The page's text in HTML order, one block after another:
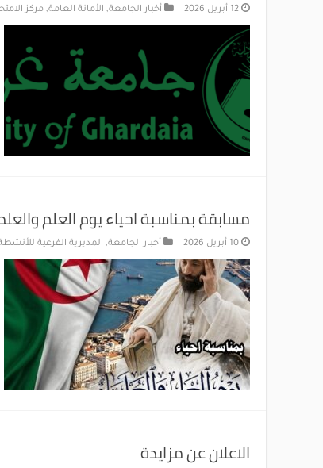
12 أبريل 2026 أخبار الجامعة, الأمانة العامة, مركز
مسابقة بمناسبة احياء يوم العلم والعلماء 16
10 أبريل 2026 أخبار الجامعة, المديرية الفرعية
الاعلان عن مزايدة